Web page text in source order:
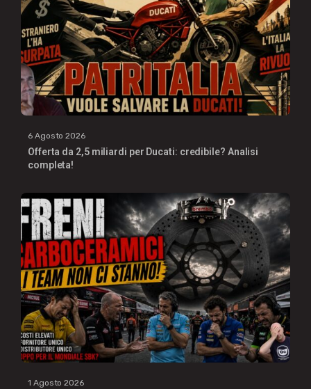
6 Agosto 2026
Offerta da 2,5 miliardi per Ducati: credibile? Analisi
completa!
1 Agosto 2026